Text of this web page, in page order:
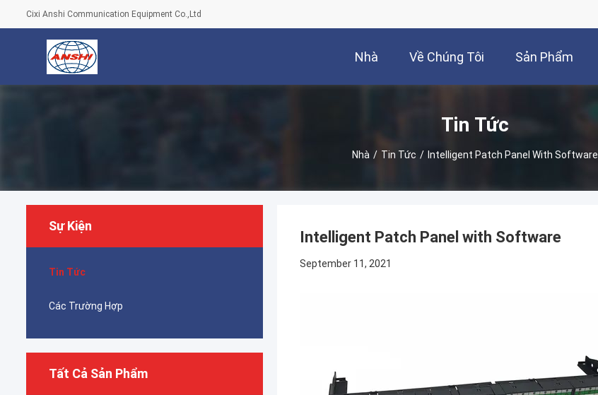
Cixi Anshi Communication Equipment Co.,Ltd
Nhà Về Chúng Tôi Sản Phẩm
Tin Tức
Nhà / Tin Tức / Intelligent Patch Panel With Software
Sự Kiện
Tin Tức
Các Trường Hợp
Tất Cả Sản Phẩm
Intelligent Patch Panel with Software
September 11, 2021